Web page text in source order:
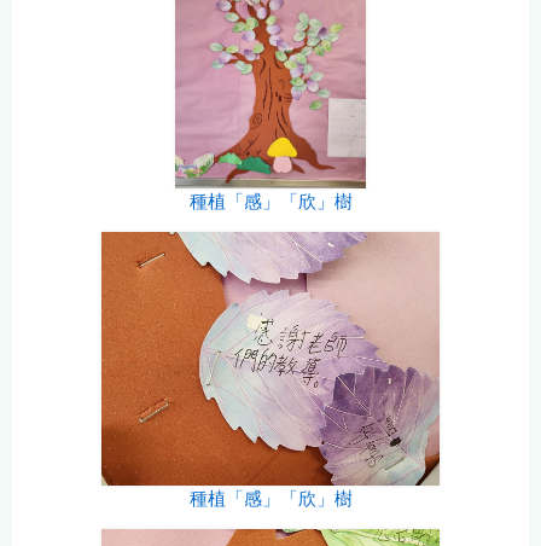
種植「感」「欣」樹
種植「感」「欣」樹